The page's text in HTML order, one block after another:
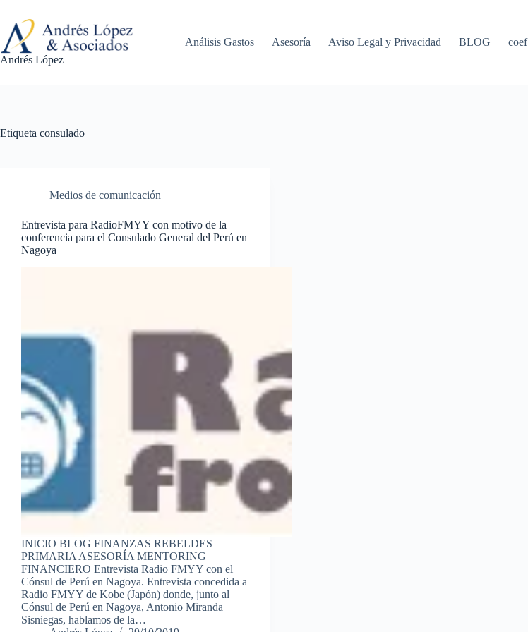
contenido
Andrés López
Análisis Gastos Asesoría Aviso Legal y Privacidad BLOG coef
Etiqueta consulado
Medios de comunicación
Entrevista para RadioFMYY con motivo de la
conferencia para el Consulado General del Perú en
Nagoya
INICIO BLOG FINANZAS REBELDES
PRIMARIA ASESORÍA MENTORING
FINANCIERO Entrevista Radio FMYY con el
Cónsul de Perú en Nagoya. Entrevista concedida a
Radio FMYY de Kobe (Japón) donde, junto al
Cónsul de Perú en Nagoya, Antonio Miranda
Sisniegas, hablamos de la…